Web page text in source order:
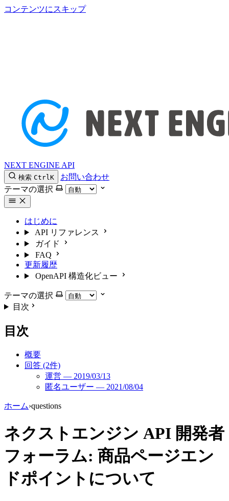
コンテンツにスキップ
NEXT ENGINE API
検索 CtrlK
お問い合わせ
テーマの選択
はじめに
API リファレンス
ガイド
FAQ
更新履歴
OpenAPI 構造化ビュー
テーマの選択
目次
目次
概要
回答 (2件)
運営 — 2019/03/13
匿名ユーザー — 2021/08/04
ホーム›questions
ネクストエンジン API 開発者
フォーラム: 商品ページエン
ドポイントについて